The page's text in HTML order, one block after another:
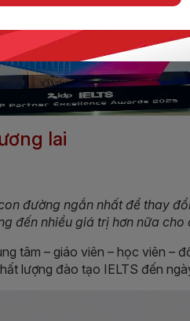
lai
đường ngắn nhất để thay
đến nhiều giá trị hơn nữa
tâm – giáo viên – học viên –
lượng đào tạo IELTS đến